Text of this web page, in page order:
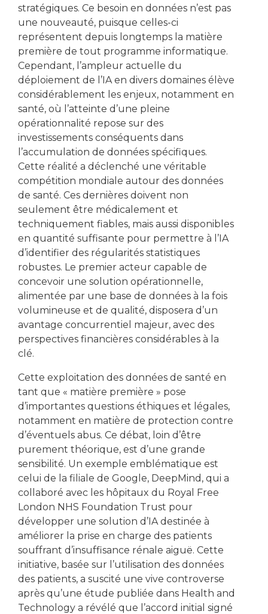
stratégiques. Ce besoin en données n’est pas
une nouveauté, puisque celles-ci
représentent depuis longtemps la matière
première de tout programme informatique.
Cependant, l’ampleur actuelle du
déploiement de l’IA en divers domaines élève
considérablement les enjeux, notamment en
santé, où l’atteinte d’une pleine
opérationnalité repose sur des
investissements conséquents dans
l’accumulation de données spécifiques.
Cette réalité a déclenché une véritable
compétition mondiale autour des données
de santé. Ces dernières doivent non
seulement être médicalement et
techniquement fiables, mais aussi disponibles
en quantité suffisante pour permettre à l’IA
d’identifier des régularités statistiques
robustes. Le premier acteur capable de
concevoir une solution opérationnelle,
alimentée par une base de données à la fois
volumineuse et de qualité, disposera d’un
avantage concurrentiel majeur, avec des
perspectives financières considérables à la
clé.
Cette exploitation des données de santé en
tant que « matière première » pose
d’importantes questions éthiques et légales,
notamment en matière de protection contre
d’éventuels abus. Ce débat, loin d’être
purement théorique, est d’une grande
sensibilité. Un exemple emblématique est
celui de la filiale de Google, DeepMind, qui a
collaboré avec les hôpitaux du Royal Free
London NHS Foundation Trust pour
développer une solution d’IA destinée à
améliorer la prise en charge des patients
souffrant d’insuffisance rénale aiguë. Cette
initiative, basée sur l’utilisation des données
des patients, a suscité une vive controverse
après qu’une étude publiée dans Health and
Technology a révélé que l’accord initial signé